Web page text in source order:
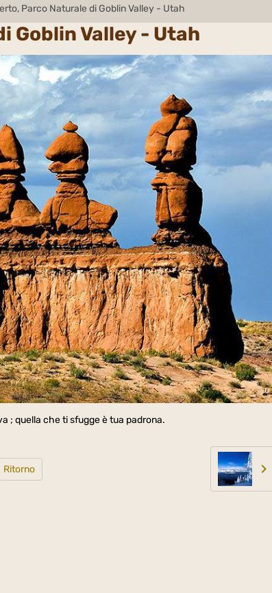
Parco Naturale di Goblin Valley - Utah
Goblin Valley - Utah
; quella che ti sfugge è tua padrona.
Ritorno